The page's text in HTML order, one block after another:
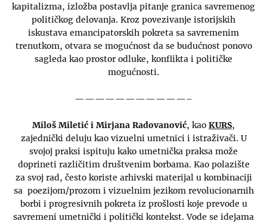
kapitalizma, izložba postavlja pitanje granica savremenog
političkog delovanja. Kroz povezivanje istorijskih
iskustava emancipatorskih pokreta sa savremenim
trenutkom, otvara se mogućnost da se budućnost ponovo
sagleda kao prostor odluke, konflikta i političke
mogućnosti.
———————————–
Miloš Miletić i Mirjana Radovanović, kao KURS,
zajednički deluju kao vizuelni umetnici i istraživači. U
svojoj praksi ispituju kako umetnička praksa može
doprineti različitim društvenim borbama. Kao polazište
za svoj rad, često koriste arhivski materijal u kombinaciji
sa poezijom/prozom i vizuelnim jezikom revolucionarnih
borbi i progresivnih pokreta iz prošlosti koje prevode u
savremeni umetnički i politički kontekst. Vode se idejama